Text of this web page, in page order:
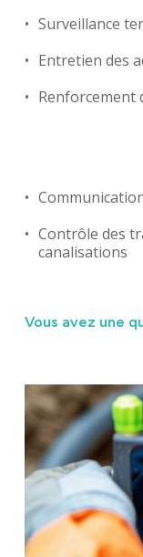
Surveillance
Entretien des
Renforcement
Contrôle des
canalisations
Vous avez une